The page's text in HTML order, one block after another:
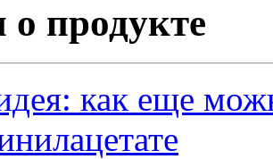
о продукте
как еще